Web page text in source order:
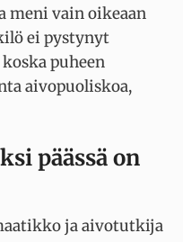
meni vain oikeaan
ei pystynyt
puheen
aivopuoliskoa,
päässä on
ja aivotutkija